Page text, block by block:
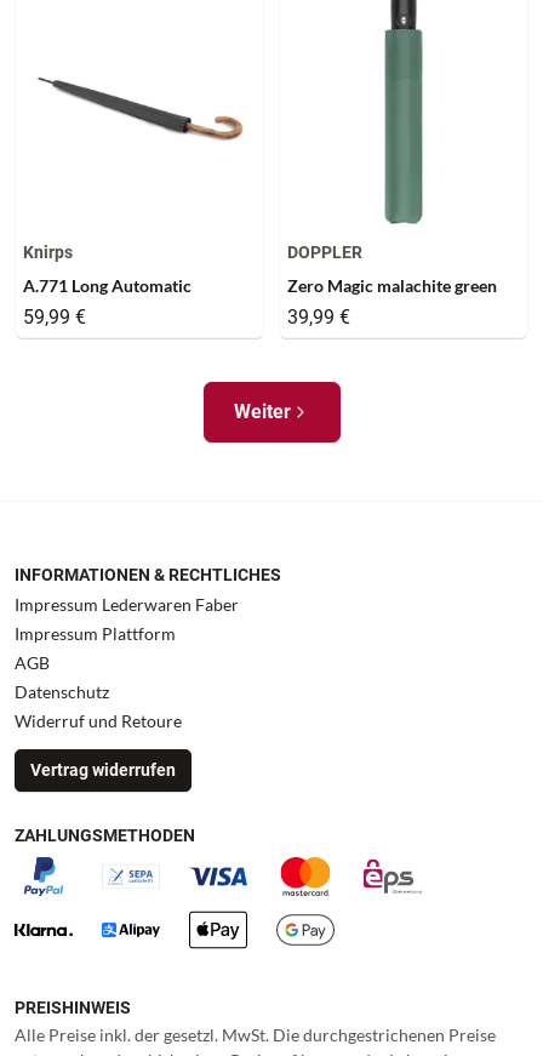
Knirps
A.771 Long Automatic
59,99 €
DOPPLER
Zero Magic malachite green
39,99 €
Weiter
INFORMATIONEN & RECHTLICHES
Impressum Lederwaren Faber
Impressum Plattform
AGB
Datenschutz
Widerruf und Retoure
Vertrag widerrufen
ZAHLUNGSMETHODEN
PREISHINWEIS
Alle Preise inkl. der gesetzl. MwSt. Die durchgestrichenen Preise